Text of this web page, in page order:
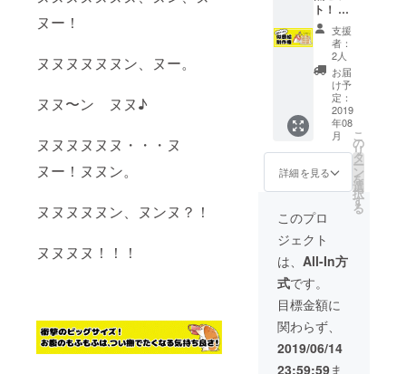
ヌー！
ヌヌヌヌヌヌン、ヌー。
ヌヌ〜ン ヌヌ♪
ヌヌヌヌヌヌ・・・ヌ
ヌー！ヌヌン。
ヌヌヌヌヌン、ヌンヌ？！
ヌヌヌヌ！！！
IREの
ユー
ザー名
を掲載
いたし
ます。
ご了承
くださ
い。 ※
秋田書
店見学
は2019
年9月頃
を予
所は東
京都千
飯田橋
2-10-8
です。
現地ま
での交
（全5種
セッ
ト）
⑤サイ
ン入り
カラー
色紙
（キャ
ラリク
エスト
権付
き）
に、必
欄に掲
載する
お名前
をご記
入くだ
さい。
記入の
ない場
ト！ ①
描き下
ろしイ
ラスト
付きお
礼メー
大感謝
祭会場
内に支
援者の
お名前
掲載 ③
データ
詰め合
わせ（3
話分）
④複製
原稿5枚
（全5種
セッ
ト）
⑤似顔
絵制作
支援
者：
2人
お届
け予
定：
2019
年08
月
詳細を見る
こ
の
リ
タ
ー
ン
を
選
択
す
る
このプロ
ジェクト
は、 All-In方
式です。
目標金額に
関わらず、
2019/06/14
23:59:59ま